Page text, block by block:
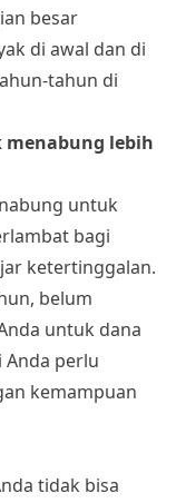
besar
di awal dan di
tahun di
lebih
untuk
bagi
ketertinggalan.
belum
untuk dana
Anda perlu
kemampuan
tidak bisa